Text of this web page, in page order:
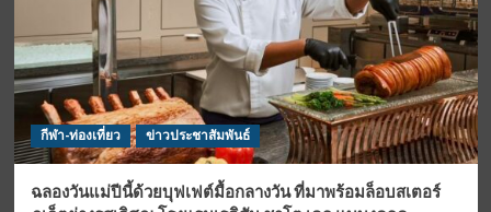
กีฬา-ท่องเที่ยว ข่าวประชาสัมพันธ์
ฉลองวันแม่ปีนี้ด้วยบุฟเฟต์มื้อกลางวัน ที่มาพร้อมล็อบสเตอร์